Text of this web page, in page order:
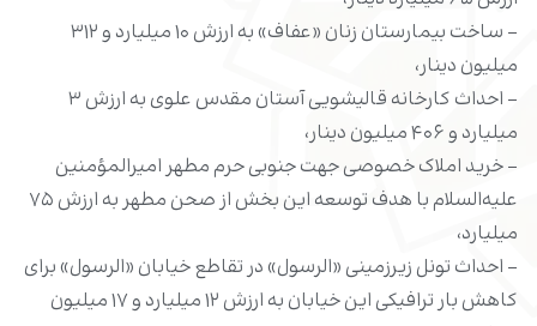
- ساخت بیمارستان زنان «عفاف» به ارزش ۱۰ میلیارد و ۳۱۲
میلیون دینار،
- احداث کارخانه قالیشویی آستان مقدس علوی به ارزش ۳
میلیارد و ۴۰۶ میلیون دینار،
- خرید املاک خصوصی جهت جنوبی حرم مطهر امیرالمؤمنین
علیه‌السلام با هدف توسعه این بخش از صحن مطهر به ارزش ۷۵
میلیارد،
- احداث تونل زیرزمینی «الرسول» در تقاطع خیابان «الرسول» برای
کاهش بار ترافیکی این خیابان به ارزش ۱۲ میلیارد و ۱۷ میلیون